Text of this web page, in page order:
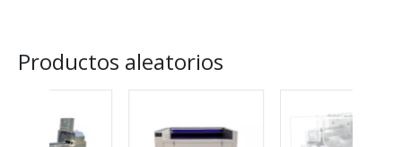
Productos aleatorios